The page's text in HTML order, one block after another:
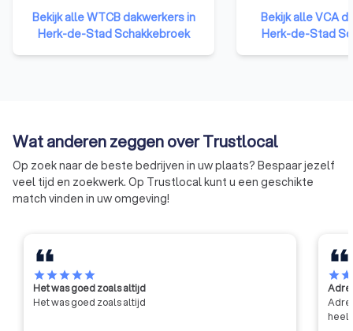
in 1960 om het toegepaste
onderzoek in de industrie te
bevorderen en zo het
concurrentievermogen te
verlenen van technische
voorlichting, bijstand en advies
aan zijn leden, en het bijdragen
tot de algemene innovatie en
ontwikkeling in de bouwsector,
van de industrie en de overheid.
Bekijk alle WTCB dakwerkers in
Herk-de-Stad Schakkebroek
bedrijven
objectief worden
gecertificeerd op
beheersysteem.
van veiligheid,
milieu.
Bekijk alle VCA
Herk-de-Stad
Wat anderen zeggen over Trustlocal
Op zoek naar de beste bedrijven in uw plaats? Bespaar jezelf
veel tijd en zoekwerk. Op Trustlocal kunt u een geschikte
match vinden in uw omgeving!
starstarstarstarstar
Het was goed zoals altijd
Het was goed zoals altijd
starstar
heel